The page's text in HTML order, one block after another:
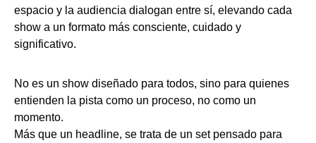
espacio y la audiencia dialogan entre sí, elevando cada
show a un formato más consciente, cuidado y
significativo.
No es un show diseñado para todos, sino para quienes
entienden la pista como un proceso, no como un
momento.
Más que un headline, se trata de un set pensado para